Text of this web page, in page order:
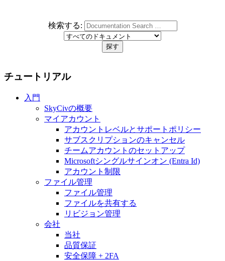
検索する:
チュートリアル
入門
SkyCivの概要
マイアカウント
アカウントレベルとサポートポリシー
サブスクリプションのキャンセル
チームアカウントのセットアップ
Microsoftシングルサインオン (Entra Id)
アカウント制限
ファイル管理
ファイル管理
ファイルを共有する
リビジョン管理
会社
当社
品質保証
安全保障 + 2FA